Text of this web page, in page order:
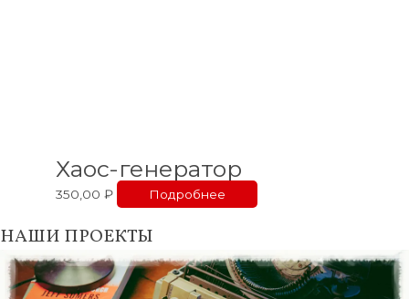
Хаос-генератор
350,00₽ Подробнее
НАШИ ПРОЕКТЫ